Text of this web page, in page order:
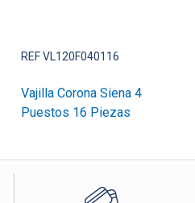
REF VL120F040116
Vajilla Corona Siena 4
Puestos 16 Piezas